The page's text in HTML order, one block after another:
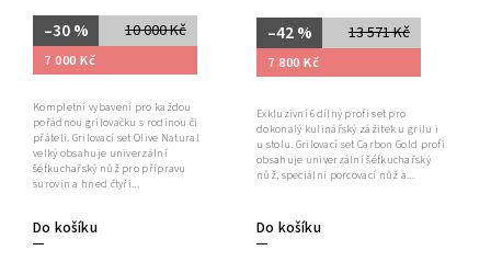
10 000 Kč
–30 %
7 000 Kč
Do košíku
Kompletní vybavení pro každou
pořádnou grilovačku s rodinou či
přáteli. Grilovací set Olive Natural
velký obsahuje univerzální
šéfkuchařský nůž pro přípravu
surovin a hned čtyři...
13 571 Kč
–42 %
7 800 Kč
Do košíku
Exkluzivní 6dílný profi set pro
dokonalý kulinářský zážitek u grilu i
u stolu. Grilovací set Carbon Gold profi
obsahuje univerzální šéfkuchařský
nůž, speciální porcovací nůž a...